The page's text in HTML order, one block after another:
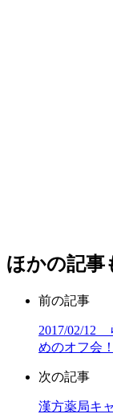
ほかの記事
前の記事
2017/02/12
めのオフ会！
次の記事
漢方薬局キ